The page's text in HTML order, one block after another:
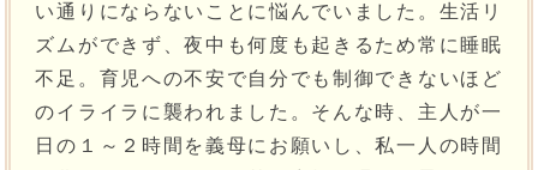
い通りにならないことに悩んでいました。生活リ
ズムができず、夜中も何度も起きるため常に睡眠
不足。育児への不安で自分でも制御できないほど
のイライラに襲われました。そんな時、主人が一
日の１～２時間を義母にお願いし、私一人の時間